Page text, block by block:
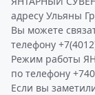
адресу Ульяны
Вы можете
телефону
Режим работы
по телефону
Если вы